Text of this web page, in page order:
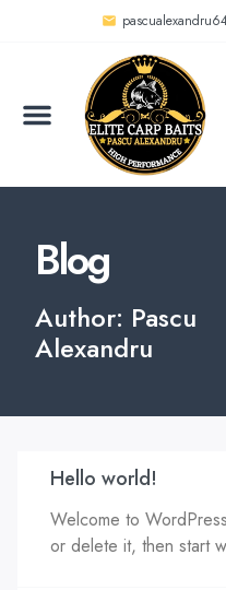
Blog
Author: Pascu
Alexandru
Hello world!
Welcome to
or delete it, then start